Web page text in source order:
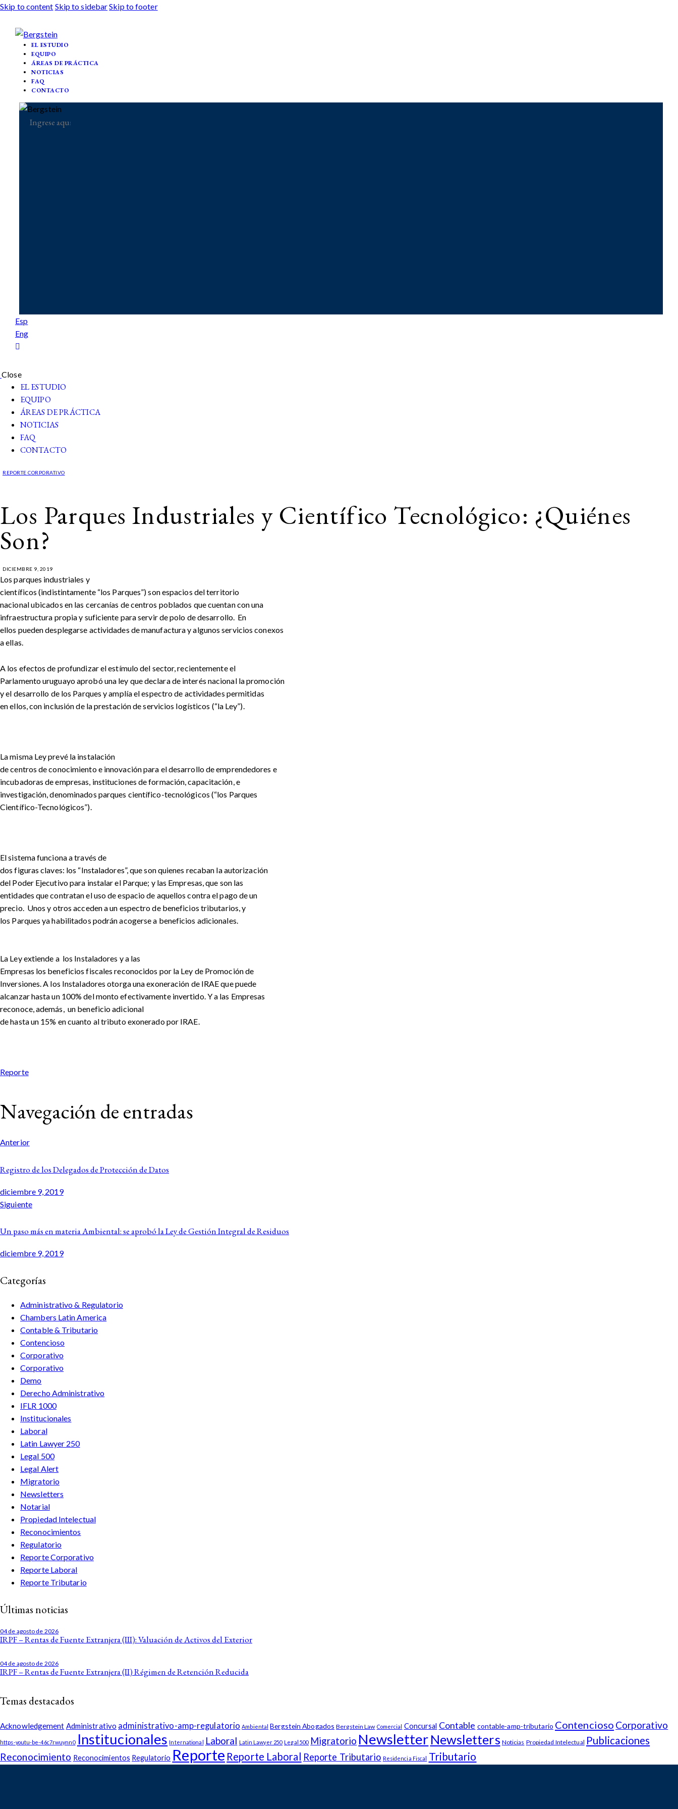
Skip to content Skip to sidebarSkip to footer
EL ESTUDIO
EQUIPO
ÁREAS DE PRÁCTICA
NOTICIAS
FAQ
CONTACTO
Esp
Eng
Close
EL ESTUDIO
EQUIPO
ÁREAS DE PRÁCTICA
NOTICIAS
FAQ
CONTACTO
REPORTE CORPORATIVO
Los Parques Industriales y Científico Tecnológico: ¿Quiénes
Son?
DICIEMBRE 9, 2019
Los parques industriales y
científicos (indistintamente “los Parques”) son espacios del territorio
nacional ubicados en las cercanías de centros poblados que cuentan con una
infraestructura propia y suficiente para servir de polo de desarrollo. En
ellos pueden desplegarse actividades de manufactura y algunos servicios conexos
a ellas.
A los efectos de profundizar el estímulo del sector, recientemente el
Parlamento uruguayo aprobó una ley que declara de interés nacional la promoción
y el desarrollo de los Parques y amplía el espectro de actividades permitidas
en ellos, con inclusión de la prestación de servicios logísticos (“la Ley”).
La misma Ley prevé la instalación
de centros de conocimiento e innovación para el desarrollo de emprendedores e
incubadoras de empresas, instituciones de formación, capacitación, e
investigación, denominados parques científico-tecnológicos (“los Parques
Científico-Tecnológicos”).
El sistema funciona a través de
dos figuras claves: los “Instaladores”, que son quienes recaban la autorización
del Poder Ejecutivo para instalar el Parque; y las Empresas, que son las
entidades que contratan el uso de espacio de aquellos contra el pago de un
precio. Unos y otros acceden a un espectro de beneficios tributarios, y
los Parques ya habilitados podrán acogerse a beneficios adicionales.
La Ley extiende a los Instaladores y a las
Empresas los beneficios fiscales reconocidos por la Ley de Promoción de
Inversiones. A los Instaladores otorga una exoneración de IRAE que puede
alcanzar hasta un 100% del monto efectivamente invertido. Y a las Empresas
reconoce, además, un beneficio adicional
de hasta un 15% en cuanto al tributo exonerado por IRAE.
Reporte
Navegación de entradas
Anterior
Registro de los Delegados de Protección de Datos
diciembre 9, 2019
Siguiente
Un paso más en materia Ambiental: se aprobó la Ley de Gestión Integral de Residuos
diciembre 9, 2019
Categorías
Administrativo & Regulatorio
Chambers Latin America
Contable & Tributario
Contencioso
Corporativo
Corporativo
Demo
Derecho Administrativo
IFLR 1000
Institucionales
Laboral
Latin Lawyer 250
Legal 500
Legal Alert
Migratorio
Newsletters
Notarial
Propiedad Intelectual
Reconocimientos
Regulatorio
Reporte Corporativo
Reporte Laboral
Reporte Tributario
Últimas noticias
04 de agosto de 2026
IRPF – Rentas de Fuente Extranjera (III): Valuación de Activos del Exterior
04 de agosto de 2026
IRPF – Rentas de Fuente Extranjera (II) Régimen de Retención Reducida
Temas destacados
Acknowledgement Administrativo administrativo-amp-regulatorio Ambiental Bergstein Abogados Bergstein Law Comercial Concursal Contable contable-amp-tributario Contencioso Corporativo
https-youtu-be-46c7rwuynn0 Institucionales International Laboral Latin Lawyer 250 Legal 500 Migratorio Newsletter Newsletters Noticias Propiedad Intelectual Publicaciones
Reconocimiento Reconocimientos Regulatorio Reporte Reporte Laboral Reporte Tributario Residencia Fiscal Tributario